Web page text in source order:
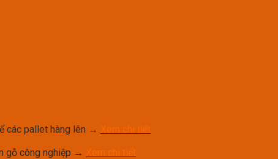
các pallet hàng lên → Xem chi tiết
gỗ công nghiệp → Xem chi tiết